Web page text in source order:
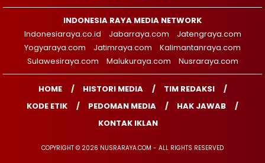
INDONESIA RAYA MEDIA NETWORK
Indonesiaraya.co.id
Jabarraya.com
Jatengraya.com
Yogyaraya.com
Jatimraya.com
Kalimantanraya.com
Sulawesiraya.com
Malukuraya.com Nusraraya.com
HOME HISTORI MEDIA
TIM REDAKSI
KODE ETIK
PEDOMAN MEDIA
HAK JAWAB
KONTAK IKLAN
COPYRIGHT © 2026 NUSRARAYA.COM - ALL RIGHTS RESERVED